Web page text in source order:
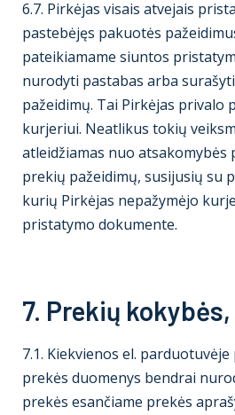
6.7. Pirkėjas visais atvejais
pastebėjęs pakuotės
pateikiamame siuntos
nurodyti pastabas arba
pažeidimų. Tai Pirkėjas privalo
kurjeriui. Neatlikus tokių
atleidžiamas nuo atsakomybės
prekių pažeidimų, susijusių su
kurių Pirkėjas nepažymėjo
pristatymo dokumente.
7. Prekių
7.1. Kiekvienos el.
prekės duomenys bendrai
prekės esančiame prekės